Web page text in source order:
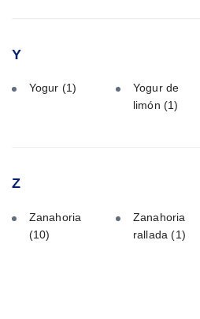
Y
Yogur (1)
Yogur de
limón (1)
Z
Zanahoria
(10)
Zanahoria
rallada(1)